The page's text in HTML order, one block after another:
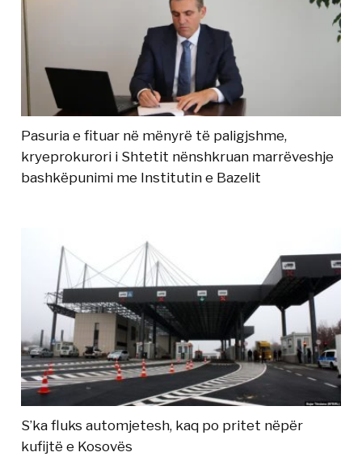
Pasuria e fituar në mënyrë të paligjshme,
kryeprokurori i Shtetit nënshkruan marrëveshje
bashkëpunimi me Institutin e Bazelit
S’ka fluks automjetesh, kaq po pritet nëpër
kufijtë e Kosovës